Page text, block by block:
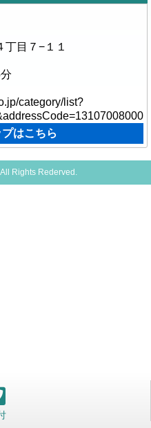
目７−１１
category/list?
はこちら
Rights Rederved.